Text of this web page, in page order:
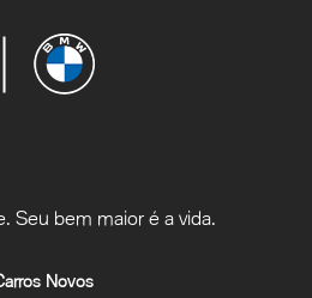
Seu bem maior é a vida.
Novos